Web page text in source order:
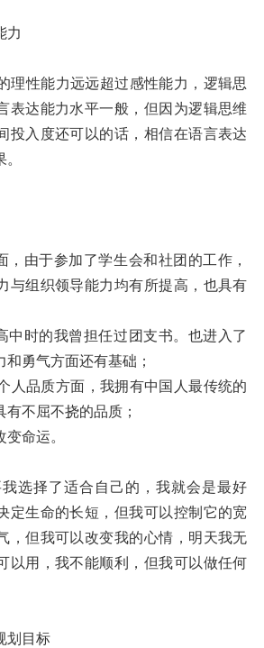
力
性能力远远超过感性能力，逻辑思
表达能力水平一般，但因为逻辑思维
投入度还可以的话，相信在语言表达
由于参加了学生会和社团的工作，
与组织领导能力均有所提高，也具有
时的我曾担任过团支书。也进入了
勇气方面还有基础；
人品质方面，我拥有中国人最传统的
不屈不挠的品质；
命运。
选择了适合自己的，我就会是最好
定生命的长短，但我可以控制它的宽
，但我可以改变我的心情，明天我无
以用，我不能顺利，但我可以做任何
划目标